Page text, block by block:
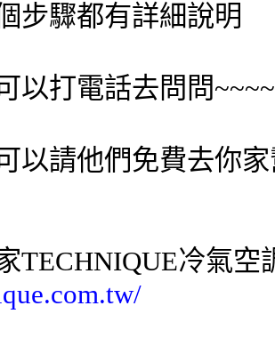
步驟都有詳細說明
以打電話去問問
以請他們免費去你
TECHNIQUE冷氣空